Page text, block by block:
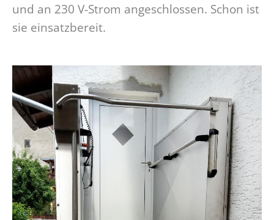
und an 230 V-Strom angeschlossen. Schon ist
sie einsatzbereit.